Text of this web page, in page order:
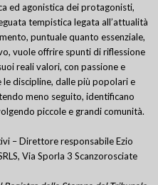
ed agonistica dei protagonisti,
tempistica legata all’attualità
puntuale quanto essenziale,
vuole offrire spunti di riflessione
reali valori, con passione e
discipline, dalle più popolari e
meno seguito, identificano
piccole e grandi comunità.
– Direttore responsabile Ezio
Via Sporla 3 Scanzorosciate